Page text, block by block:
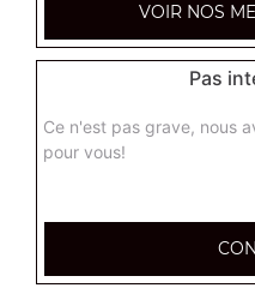
VOIR NOS
Pas
Ce n'est pas grave, nous
pour vous!